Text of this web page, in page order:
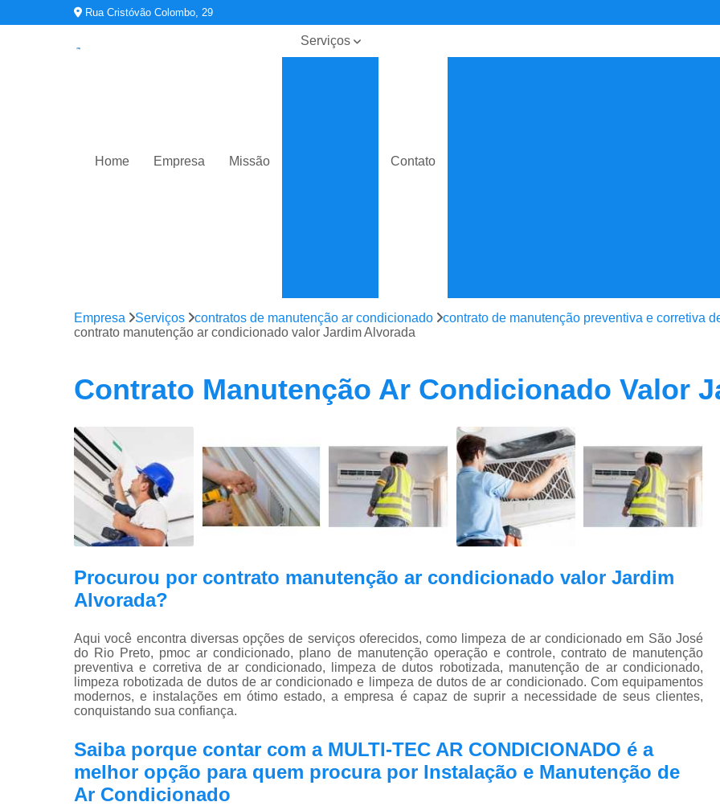
Rua Cristóvão Colombo, 29
Home Empresa Missão
Serviços
Sistemas de
climatização
Contato
Contrato Manutenção
Limpeza de Dutos Ar Condicionado
Limpeza de
Limpeza de Dutos de Ar
Limpeza de Dutos de Ar Condicionado
Limpeza de Dutos e Coifas
Limpeza de
Limpeza Dutos Ar Condicionado
Plano de Manutenção
Plano Manutenção Ar
Pmoc Ar Condicionado Central
Pmoc Ar Condicionado Vila
Pmoc para Ar Condicionado
Pmoc
Pmoc Plano de Manutenção
Retrofit de Sistema de Ar
Sistema Ar Condicionado São José do Rio
Empresa Serviços contratos de manutenção ar condicionado
contrato de manutenção preventiva e corretiva
contrato manutenção ar condicionado valor Jardim Alvorada
Contrato Manutenção Ar Condicionado Valor
Procurou por contrato manutenção ar condicionado valor Jardim
Alvorada?
Aqui você encontra diversas opções de serviços oferecidos, como limpeza de ar condicionado em São José
do Rio Preto, pmoc ar condicionado, plano de manutenção operação e controle, contrato de manutenção
preventiva e corretiva de ar condicionado, limpeza de dutos robotizada, manutenção de ar condicionado,
limpeza robotizada de dutos de ar condicionado e limpeza de dutos de ar condicionado. Com equipamentos
modernos, e instalações em ótimo estado, a empresa é capaz de suprir a necessidade de seus clientes,
conquistando sua confiança.
Saiba porque contar com a MULTI-TEC AR CONDICIONADO é a
melhor opção para quem procura por Instalação e Manutenção de
Ar Condicionado